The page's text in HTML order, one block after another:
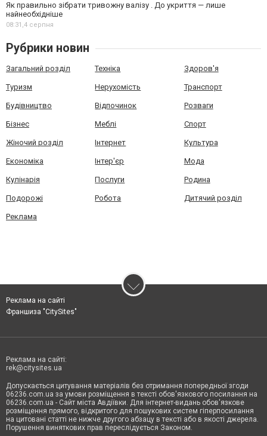
Як правильно зібрати тривожну валізу . До укриття — лише
найнеобхідніше
08:31,4 серпня
Рубрики новин
Загальний розділ Техніка Здоров'я
Туризм Нерухомість Транспорт
Будівництво Відпочинок Розваги
Бізнес Меблі Спорт
Жіночий розділ Інтернет Культура
Економіка Інтер'єр Мода
Кулінарія Послуги Родина
Подорожі Робота Дитячий розділ
Реклама
Реклама на сайті
Франшиза "CitySites"
Реклама на сайті:
rek@citysites.ua
Допускається цитування матеріалів без отримання попередньої згоди
06236.com.ua за умови розміщення в тексті обов'язкового посилання на
06236.com.ua - Сайт міста Авдіївки. Для інтернет-видань обов'язкове
розміщення прямого, відкритого для пошукових систем гіперпосилання
на цитовані статті не нижче другого абзацу в тексті або в якості джерела.
Порушення виняткових прав переслідується Законом.